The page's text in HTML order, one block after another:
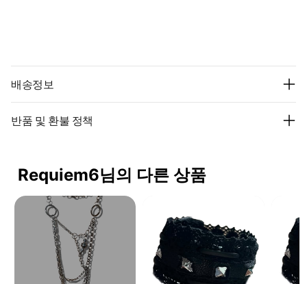
배송정보
반품 및 환불 정책
Requiem6님의 다른 상품